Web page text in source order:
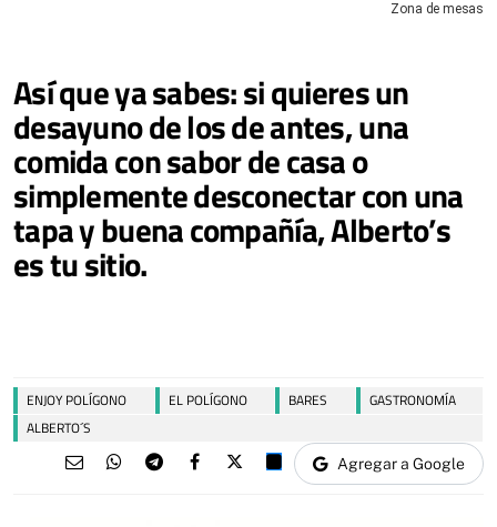
Zona de mesas
Así que ya sabes: si quieres un
desayuno de los de antes, una
comida con sabor de casa o
simplemente desconectar con una
tapa y buena compañía,Alberto’s
es tu sitio.
ENJOY POLÍGONO EL POLÍGONO BARES
GASTRONOMÍA
ALBERTO´S
Agregar a Google